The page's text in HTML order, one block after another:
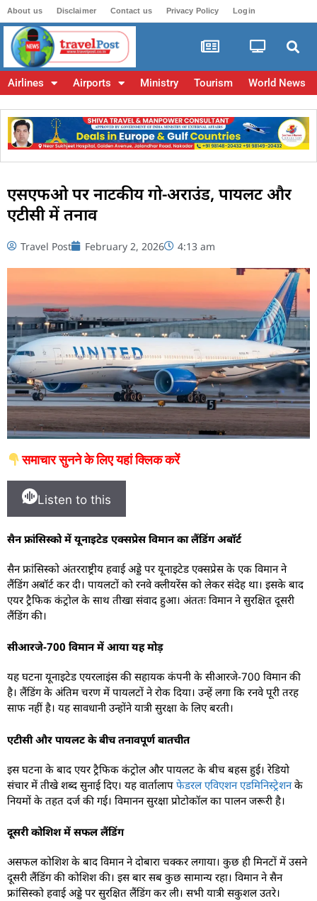
About us Disclaimer Contact us Privacy Policy Login
Airlines Airports Ministry Tourism World News
एसएफओ पर नाटकीय गो-अराउंड, पायलट और
एटीसी में तनाव
Travel Post February 2, 2026 4:13 am
समाचार सुनने के लिए यहां क्लिक करें
Listen to this
सैन फ्रांसिस्को में यूनाइटेड एक्सप्रेस विमान का लैंडिंग अबॉर्ट
सैन फ्रांसिस्को अंतरराष्ट्रीय हवाई अड्डे पर यूनाइटेड एक्सप्रेस के एक विमान ने
लैंडिंग अबॉर्ट कर दी। पायलटों को रनवे क्लीयरेंस को लेकर संदेह था। इसके बाद
एयर ट्रैफिक कंट्रोल के साथ तीखा संवाद हुआ। अंततः विमान ने सुरक्षित दूसरी
लैंडिंग की।
सीआरजे-700 विमान में आया यह मोड़
यह घटना यूनाइटेड एयरलाइंस की सहायक कंपनी के सीआरजे-700 विमान की
है। लैंडिंग के अंतिम चरण में पायलटों ने रोक दिया। उन्हें लगा कि रनवे पूरी तरह
साफ नहीं है। यह सावधानी उन्होंने यात्री सुरक्षा के लिए बरती।
एटीसी और पायलट के बीच तनावपूर्ण बातचीत
इस घटना के बाद एयर ट्रैफिक कंट्रोल और पायलट के बीच बहस हुई। रेडियो
संचार में तीखे शब्द सुनाई दिए। यह वार्तालाप फेडरल एविएशन एडमिनिस्ट्रेशनके
नियमों के तहत दर्ज की गई। विमानन सुरक्षा प्रोटोकॉल का पालन जरूरी है।
दूसरी कोशिश में सफल लैंडिंग
असफल कोशिश के बाद विमान ने दोबारा चक्कर लगाया। कुछ ही मिनटों में उसने
दूसरी लैंडिंग की कोशिश की। इस बार सब कुछ सामान्य रहा। विमान ने सैन
फ्रांसिस्को हवाई अड्डे पर सुरक्षित लैंडिंग कर ली। सभी यात्री सकुशल उतरे।